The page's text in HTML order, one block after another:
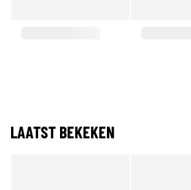
LAATST BEKEKEN